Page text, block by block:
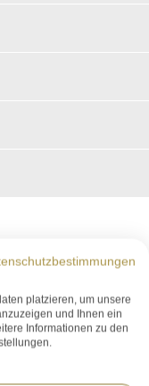
von Menschen
zentral.
platzieren, um unsere
und Ihnen ein
Informationen zu den